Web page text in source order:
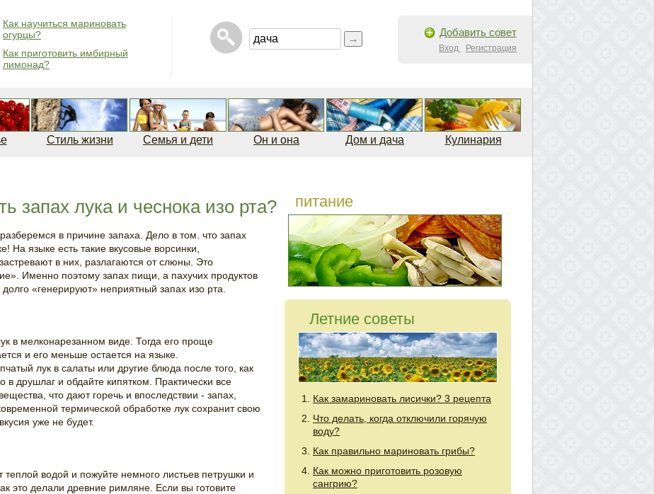
Как научиться мариновать
огурцы?
Как приготовить имбирный
лимонад?
Добавить совет
Вход Регистрация
Стиль жизни Семья и дети Он и она Дом и дача Кулинария
запах лука и чеснока изо рта?
в причине запаха. Дело в том. что запах
На языке есть такие вкусовые ворсинки,
в них, разлагаются от слюны. Это
Именно поэтому запах пищи, а пахучих продуктов
«генерируют» неприятный запах изо рта.
в мелконарезанном виде. Тогда его проще
и его меньше остается на языке.
лук в салаты или другие блюда после того, как
в друшлаг и обдайте кипятком. Практически все
что дают горечь и впоследствии - запах,
термической обработке лук сохранит свою
уже не будет.
водой и пожуйте немного листьев петрушки и
это делали древние римляне. Если вы готовите
питание
Летние советы
Как замариновать лисички? 3 рецепта
Что делать, когда отключили горячую
воду?
Как правильно мариновать грибы?
Как можно приготовить розовую
сангрию?